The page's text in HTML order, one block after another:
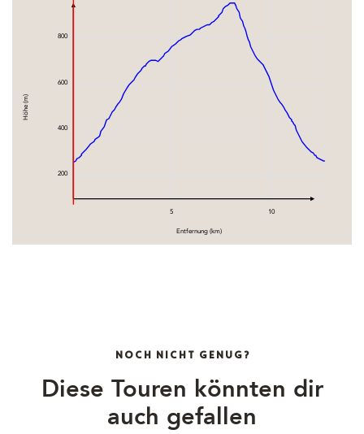
200
400
600
800
5 10
Entfernung (km)
Höhe (m)
NOCH NICHT GENUG?
Diese Touren könnten dir
auch gefallen